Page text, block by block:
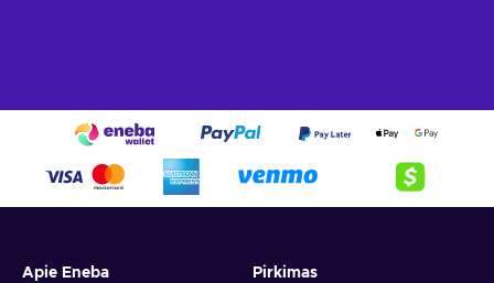
Apie Eneba Pirkimas